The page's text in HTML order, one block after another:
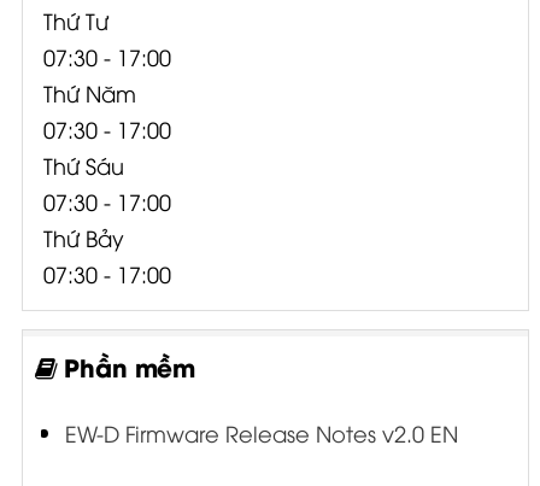
Thứ Tư
07:30 - 17:00
Thứ Năm
07:30 - 17:00
Thứ Sáu
07:30 - 17:00
Thứ Bảy
07:30 - 17:00
Phần mềm
EW-D Firmware Release Notes v2.0 EN